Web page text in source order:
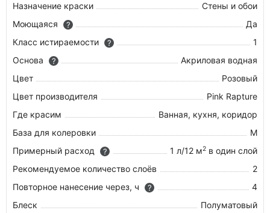
Назначение краски
Стены и обои
Моющаяся
?
Да
Класс истираемости
?
1
Основа
?
Акриловая водная
Цвет
Розовый
Цвет производителя
Pink Rapture
Где красим
Ванная, кухня, коридор
База для колеровки
M
Примерный расход
? 1 л/12 м2 в один слой
Рекомендуемое количество слоёв
2
Повторное нанесение через, ч
?
4
Блеск
Полуматовый